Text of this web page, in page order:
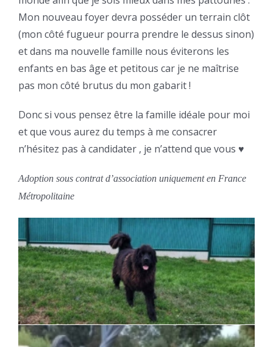
Mon nouveau foyer devra posséder un terrain clôt
(mon côté fugueur pourra prendre le dessus sinon)
et dans ma nouvelle famille nous éviterons les
enfants en bas âge et petitous car je ne maîtrise
pas mon côté brutus du mon gabarit !
Donc si vous pensez être la famille idéale pour moi
et que vous aurez du temps à me consacrer
n’hésitez pas à candidater , je n’attend que vous ♥️
Adoption sous contrat d’association uniquement en France
Métropolitaine